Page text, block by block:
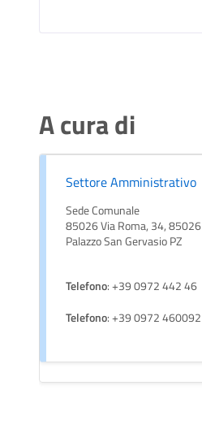
A cura di
Settore Amministrativo
Sede Comunale
85026 Via Roma, 34, 85026
Palazzo San Gervasio PZ
Telefono: +39 0972 442 46
Telefono: +39 0972 460092